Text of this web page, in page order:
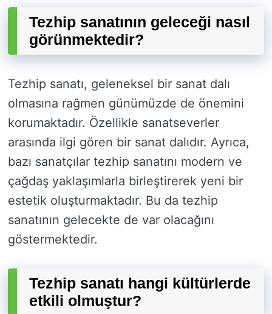
Tezhip sanatının geleceği nasıl
görünmektedir?
Tezhip sanatı, geleneksel bir sanat dalı
olmasına rağmen günümüzde de önemini
korumaktadır. Özellikle sanatseverler
arasında ilgi gören bir sanat dalıdır. Ayrıca,
bazı sanatçılar tezhip sanatını modern ve
çağdaş yaklaşımlarla birleştirerek yeni bir
estetik oluşturmaktadır. Bu da tezhip
sanatının gelecekte de var olacağını
göstermektedir.
Tezhip sanatı hangi kültürlerde
etkili olmuştur?